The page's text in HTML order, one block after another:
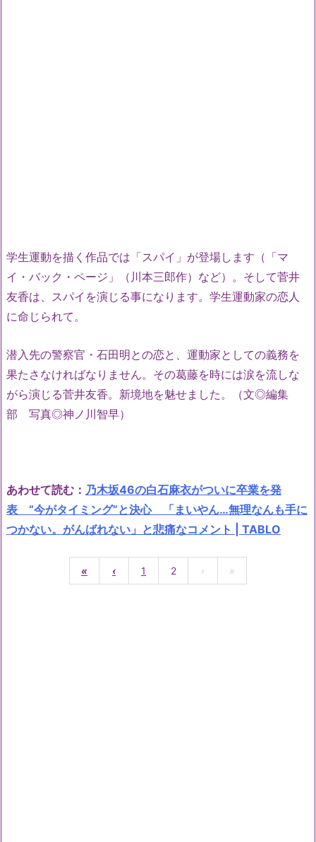
学生運動を描く作品では「スパイ」が登場します（「マ
イ・バック・ページ」（川本三郎作）など）。そして菅井
友香は、スパイを演じる事になります。学生運動家の恋人
に命じられて。
潜入先の警察官・石田明との恋と、運動家としての義務を
果たさなければなりません。その葛藤を時には涙を流しな
がら演じる菅井友香。新境地を魅せました。（文◎編集
部 写真◎神ノ川智早）
あわせて読む： 乃木坂46の白石麻衣がついに卒業を発
表 “今がタイミング”と決心 「まいやん…無理なんも手に
つかない。がんばれない」と悲痛なコメント | TABLO
« ‹ 1 2 › »